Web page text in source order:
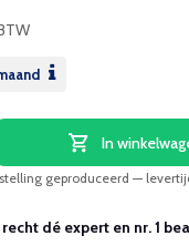
In
geproduceerd —
dé expert en nr. 1